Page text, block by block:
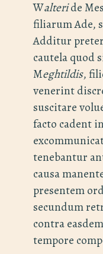
Walteride
filiarum Ade,
Additur
cautela quod
Meghtildis,
venerint
suscitare
facto cadent
tenebantur
causa
presentem
secundum
contra
tempore